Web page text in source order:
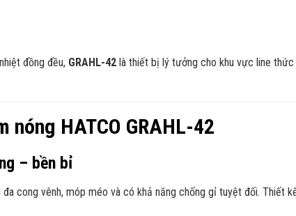
đồng đều, GRAHL-42 là thiết bị lý tưởng cho khu vực line
HATCO GRAHL-42
– bền bỉ
đa cong vênh, móp méo và có khả năng chống gỉ tuyệt đối. Thiết